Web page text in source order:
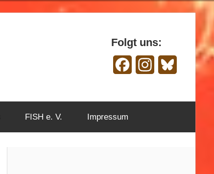
Folgt uns:
FacebookInstagramBluesky
FISH e. V. Impressum